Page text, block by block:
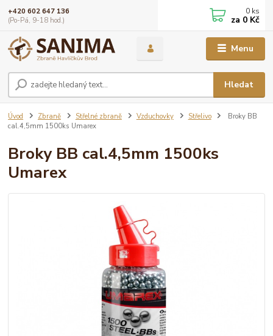
Menu
Hledat
+420 602 647 136
(Po-Pá, 9-18 hod.)
0 ks
za 0 Kč
Úvod Zbraně Střelné zbraně Vzduchovky Střelivo
Broky BB
cal.4,5mm 1500ks Umarex
Broky BB cal.4,5mm 1500ks
Umarex